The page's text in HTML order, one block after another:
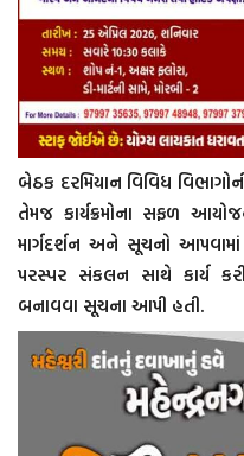
બેઠક દરમિયાન વિવિધ
તેમજ કાર્યક્રમોના સફળ
માર્ગદર્શન અને સૂચનો
પરસ્પર સંકલન સાથે કાર્ય
બનાવવા સૂચના આપી હતી.